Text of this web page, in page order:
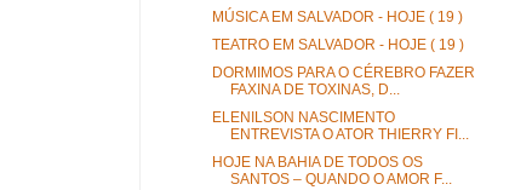
MÚSICA EM SALVADOR - HOJE ( 19 )
TEATRO EM SALVADOR - HOJE ( 19 )
DORMIMOS PARA O CÉREBRO FAZER
FAXINA DE TOXINAS, D...
ELENILSON NASCIMENTO
ENTREVISTA O ATOR THIERRY FI...
HOJE NA BAHIA DE TODOS OS
SANTOS – QUANDO O AMOR F...